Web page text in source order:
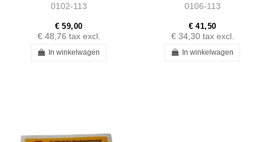
W111
0102-113
€ 59,00
€ 48,76 tax excl.
In winkelwagen
0106-113
€ 41,50
€ 34,30 tax excl.
In winkelwagen